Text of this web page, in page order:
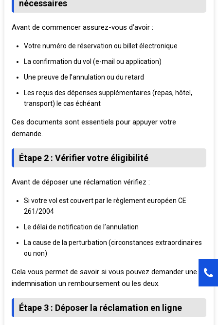
nécessaires
Avant de commencer assurez-vous d’avoir :
Votre numéro de réservation ou billet électronique
La confirmation du vol (e-mail ou application)
Une preuve de l’annulation ou du retard
Les reçus des dépenses supplémentaires (repas, hôtel,
transport) le cas échéant
Ces documents sont essentiels pour appuyer votre
demande.
Étape 2 : Vérifier votre éligibilité
Avant de déposer une réclamation vérifiez :
Si votre vol est couvert par le règlement européen CE
261/2004
Le délai de notification de l’annulation
La cause de la perturbation (circonstances extraordinaires
ou non)
Cela vous permet de savoir si vous pouvez demander une
indemnisation un remboursement ou les deux.
Étape 3 : Déposer la réclamation en ligne